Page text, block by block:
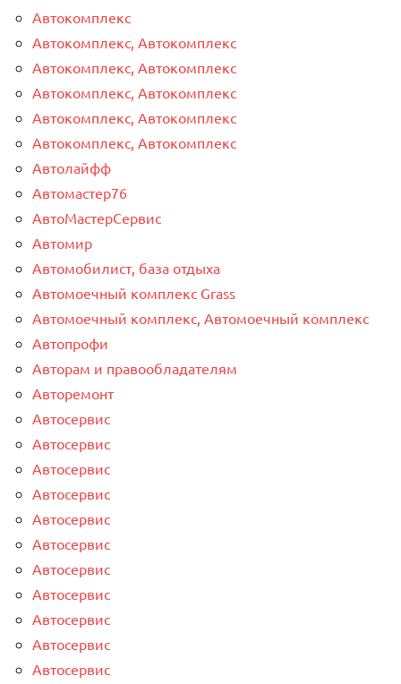
Автокомплекс
Автокомплекс, Автокомплекс
Автокомплекс, Автокомплекс
Автокомплекс, Автокомплекс
Автокомплекс, Автокомплекс
Автокомплекс, Автокомплекс
Автолайфф
Автомастер76
АвтоМастерСервис
Автомир
Автомобилист, база отдыха
Автомоечный комплекс Grass
Автомоечный комплекс, Автомоечный комплекс
Автопрофи
Авторам и правообладателям
Авторемонт
Автосервис
Автосервис
Автосервис
Автосервис
Автосервис
Автосервис
Автосервис
Автосервис
Автосервис
Автосервис
Автосервис